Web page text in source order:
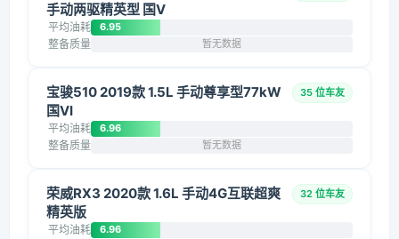
手动两驱精英型 国V
平均油耗 6.95
整备质量 暂无数据
宝骏510 2019款 1.5L 手动尊享型77kW
国VI
35 位车友
平均油耗 6.96
整备质量 暂无数据
荣威RX3 2020款 1.6L 手动4G互联超爽
精英版
32 位车友
平均油耗 6.96